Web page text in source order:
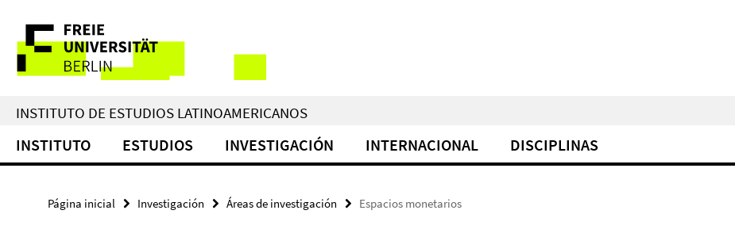
direkt
Inhalt
Herramientas
de
navegación
INSTITUTO DE ESTUDIOS LATINOAMERICANOS
INSTITUTO ESTUDIOS INVESTIGACIÓN INTERNACIONAL DISCIPLINAS
Página inicial Investigación Áreas de investigación Espacios monetarios